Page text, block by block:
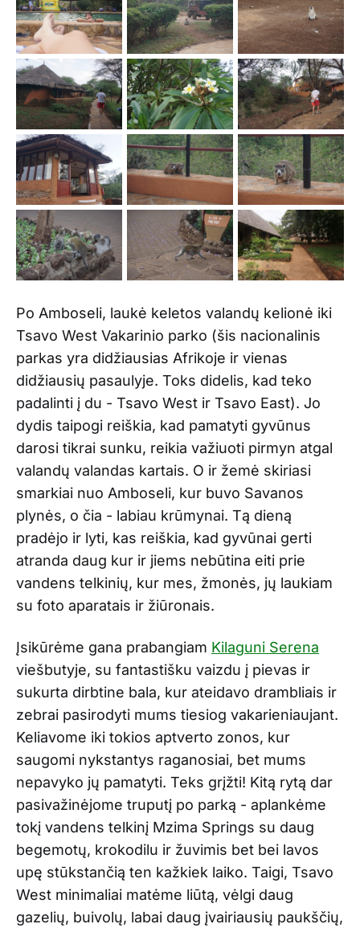
Po Amboseli, laukė keletos valandų kelionė iki
Tsavo West Vakarinio parko (šis nacionalinis
parkas yra didžiausias Afrikoje ir vienas
didžiausių pasaulyje. Toks didelis, kad teko
padalinti į du - Tsavo West ir Tsavo East). Jo
dydis taipogi reiškia, kad pamatyti gyvūnus
darosi tikrai sunku, reikia važiuoti pirmyn atgal
valandų valandas kartais. O ir žemė skiriasi
smarkiai nuo Amboseli, kur buvo Savanos
plynės, o čia - labiau krūmynai. Tą dieną
pradėjo ir lyti, kas reiškia, kad gyvūnai gerti
atranda daug kur ir jiems nebūtina eiti prie
vandens telkinių, kur mes, žmonės, jų laukiam
su foto aparatais ir žiūronais.
Įsikūrėme gana prabangiam Kilaguni Serena
viešbutyje, su fantastišku vaizdu į pievas ir
sukurta dirbtine bala, kur ateidavo drambliais ir
zebrai pasirodyti mums tiesiog vakarieniaujant.
Keliavome iki tokios aptverto zonos, kur
saugomi nykstantys raganosiai, bet mums
nepavyko jų pamatyti. Teks grįžti! Kitą rytą dar
pasivažinėjome truputį po parką - aplankėme
tokį vandens telkinį Mzima Springs su daug
begemotų, krokodilu ir žuvimis bet bei lavos
upę stūkstančią ten kažkiek laiko. Taigi, Tsavo
West minimaliai matėme liūtą, vėlgi daug
gazelių, buivolų, labai daug įvairiausių paukščių,